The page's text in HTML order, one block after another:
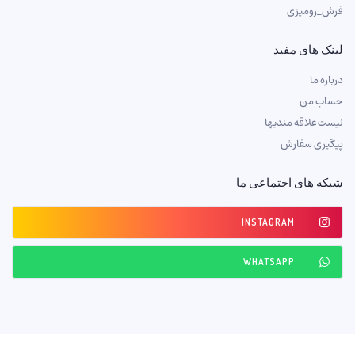
فرش_رومیزی
لینک های مفید
درباره ما
حساب من
لیست علاقه مندیها
پیگیری سفارش
شبکه های اجتماعی ما
INSTAGRAM
WHATSAPP